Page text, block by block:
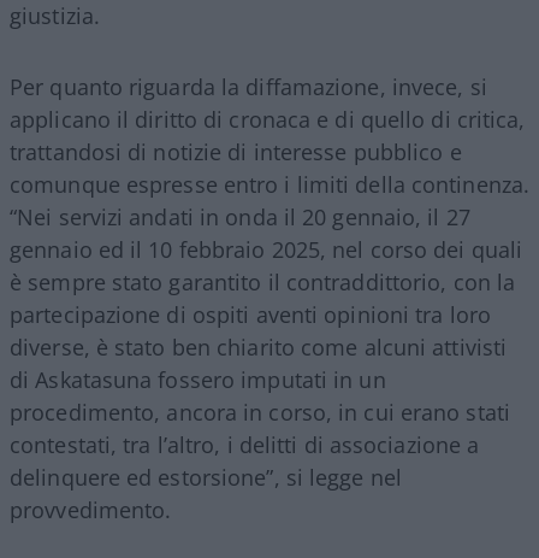
giustizia.
Per quanto riguarda la diffamazione, invece, si
applicano il diritto di cronaca e di quello di critica,
trattandosi di notizie di interesse pubblico e
comunque espresse entro i limiti della continenza.
“Nei servizi andati in onda il 20 gennaio, il 27
gennaio ed il 10 febbraio 2025, nel corso dei quali
è sempre stato garantito il contraddittorio, con la
partecipazione di ospiti aventi opinioni tra loro
diverse, è stato ben chiarito come alcuni attivisti
di Askatasuna fossero imputati in un
procedimento, ancora in corso, in cui erano stati
contestati, tra l’altro, i delitti di associazione a
delinquere ed estorsione”, si legge nel
provvedimento.